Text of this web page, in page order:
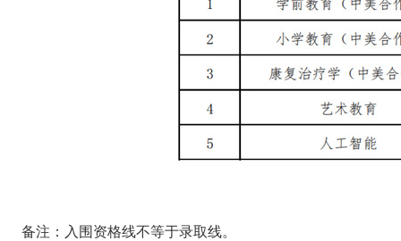
备注：入围资格线不等于录取线。